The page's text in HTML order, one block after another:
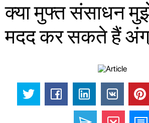
क्या मुफ्त संसाधन
मदद कर सकते हैं